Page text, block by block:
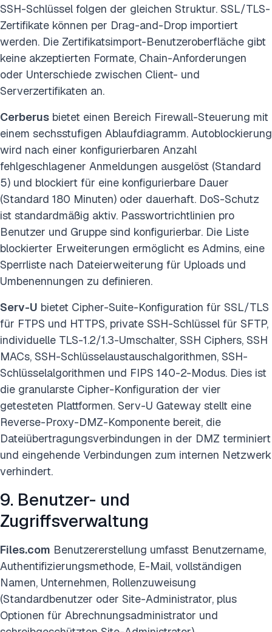
SSH-Schlüssel folgen der gleichen Struktur. SSL/TLS-
Zertifikate können per Drag-and-Drop importiert
werden. Die Zertifikatsimport-Benutzeroberfläche gibt
keine akzeptierten Formate, Chain-Anforderungen
oder Unterschiede zwischen Client- und
Serverzertifikaten an.
Cerberus bietet einen Bereich Firewall-Steuerung mit
einem sechsstufigen Ablaufdiagramm. Autoblockierung
wird nach einer konfigurierbaren Anzahl
fehlgeschlagener Anmeldungen ausgelöst (Standard
5) und blockiert für eine konfigurierbare Dauer
(Standard 180 Minuten) oder dauerhaft. DoS-Schutz
ist standardmäßig aktiv. Passwortrichtlinien pro
Benutzer und Gruppe sind konfigurierbar. Die Liste
blockierter Erweiterungen ermöglicht es Admins, eine
Sperrliste nach Dateierweiterung für Uploads und
Umbenennungen zu definieren.
Serv-U bietet Cipher-Suite-Konfiguration für SSL/TLS
für FTPS und HTTPS, private SSH-Schlüssel für SFTP,
individuelle TLS-1.2/1.3-Umschalter, SSH Ciphers, SSH
MACs, SSH-Schlüsselaustauschalgorithmen, SSH-
Schlüsselalgorithmen und FIPS 140-2-Modus. Dies ist
die granularste Cipher-Konfiguration der vier
getesteten Plattformen. Serv-U Gateway stellt eine
Reverse-Proxy-DMZ-Komponente bereit, die
Dateiübertragungsverbindungen in der DMZ terminiert
und eingehende Verbindungen zum internen Netzwerk
verhindert.
9. Benutzer- und
Zugriffsverwaltung
Files.com Benutzererstellung umfasst Benutzername,
Authentifizierungsmethode, E-Mail, vollständigen
Namen, Unternehmen, Rollenzuweisung
(Standardbenutzer oder Site-Administrator, plus
Optionen für Abrechnungsadministrator und